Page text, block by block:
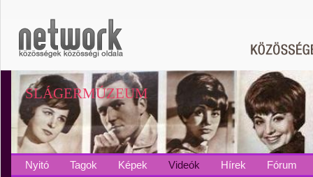
SLÁGERMÚZEUM
Nyitó Tagok Képek Videók Hírek Fórum